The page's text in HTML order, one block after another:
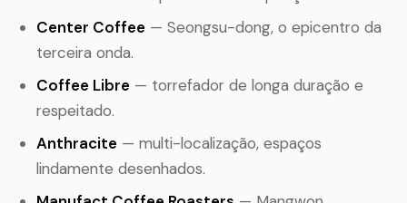
Center Coffee — Seongsu-dong, o epicentro da
terceira onda.
Coffee Libre — torrefador de longa duração e
respeitado.
Anthracite — multi-localização, espaços
lindamente desenhados.